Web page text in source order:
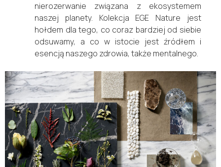
nierozerwanie związana z ekosystemem
naszej planety. Kolekcja EGE Nature jest
hołdem dla tego, co coraz bardziej od siebie
odsuwamy, a co w istocie jest źródłem i
esencją naszego zdrowia, także mentalnego.